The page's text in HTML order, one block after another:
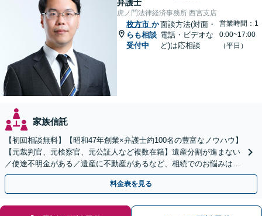
弁護士
虎ノ門法律経済事務所 西宮支店
枚方市 か
らも相談
受付中
面談方法(対面・
電話・ビデオな
ど)は応相談
営業時間：1
0:00~17:00
（平日）
家族信託
【初回相談無料】【昭和47年創業×弁護士約100名の豊富なノウハウ】
【元裁判官、元検察官、元公証人など複数在籍】遺産分割が進まない
／使途不明金がある／遺産に不動産があるなど、相続でのお悩みはご
相談ください【他士業連携で登記・税も対応】
料金表を見る